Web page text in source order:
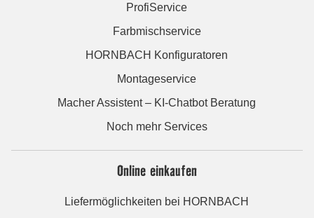
ProfiService
Farbmischservice
HORNBACH Konfiguratoren
Montageservice
Macher Assistent – KI-Chatbot Beratung
Noch mehr Services
Online einkaufen
Liefermöglichkeiten bei HORNBACH